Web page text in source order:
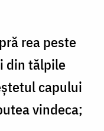
rea peste
din tălpile
capului
vindeca;